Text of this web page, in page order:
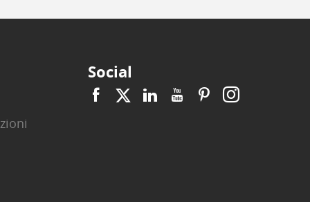
Social